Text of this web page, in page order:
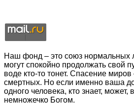
Наш фонд – это союз нормальных
могут спокойно продолжать свой
воде кто-то тонет. Спасение
смертных. Но если именно ваша
одного человека, кто знает, может,
немножечко Богом.